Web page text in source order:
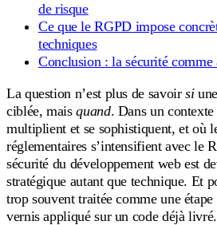
de risque
Ce que le RGPD impose
techniques
Conclusion : la sécurité
La question n’est plus de savoirsi
ciblée, maisquand. Dans un contexte
multiplient et se sophistiquent, et où
réglementaires s’intensifient avec le
sécurité du développement web est
stratégique autant que technique. Et
trop souvent traitée comme une
vernis appliqué sur un code déjà livré.